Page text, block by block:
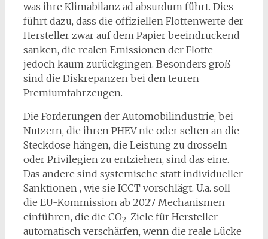
was ihre Klimabilanz ad absurdum führt. Dies
führt dazu, dass die offiziellen Flottenwerte der
Hersteller zwar auf dem Papier beeindruckend
sanken, die realen Emissionen der Flotte
jedoch kaum zurückgingen. Besonders groß
sind die Diskrepanzen bei den teuren
Premiumfahrzeugen.
Die Forderungen der Automobilindustrie, bei
Nutzern, die ihren PHEV nie oder selten an die
Steckdose hängen, die Leistung zu drosseln
oder Privilegien zu entziehen, sind das eine.
Das andere sind systemische statt individueller
Sanktionen , wie sie ICCT vorschlägt. U.a. soll
die EU-Kommission ab 2027 Mechanismen
einführen, die die CO2-Ziele für Hersteller
automatisch verschärfen, wenn die reale Lücke